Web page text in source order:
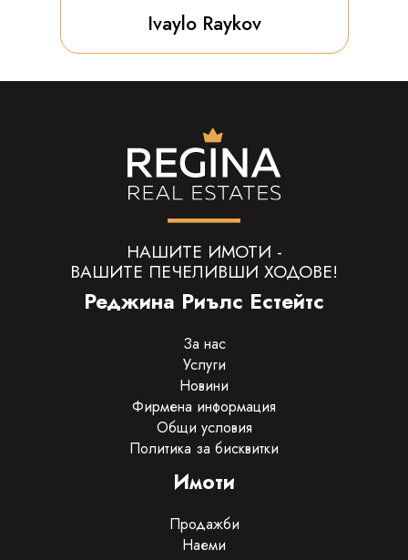
Ivaylo Raykov
НАШИТЕ ИМОТИ -
ВАШИТЕ ПЕЧЕЛИВШИ ХОДОВЕ!
Реджина Риълс Естейтс
За нас
Услуги
Новини
Фирмена информация
Общи условия
Политика за бисквитки
Имоти
Продажби
Наеми